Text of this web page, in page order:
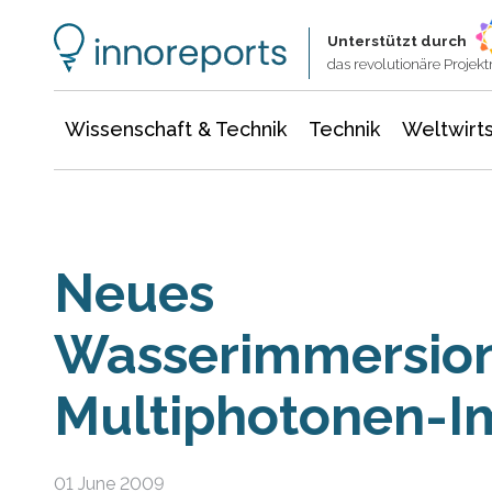
Unterstützt durch
das revolutionäre
Wissenschaft & Technik Technik
Neues
Multiphotonen-
01 June 2009